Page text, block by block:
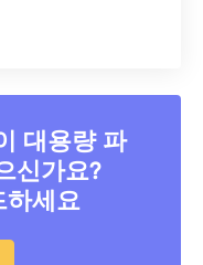
대용량 파
신가요?
하세요